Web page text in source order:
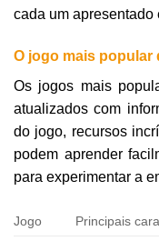
cada um apresentado
O jogo mais popular
Os jogos mais
atualizados com
do jogo, recursos
podem aprender
para experimentar a
Jogo Principais